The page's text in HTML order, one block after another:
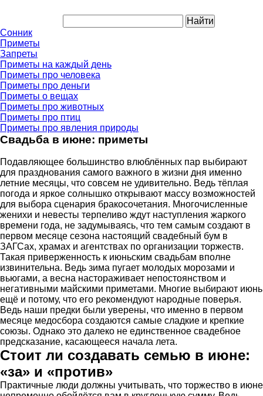
Сонник
Приметы
Запреты
Приметы на каждый день
Приметы про человека
Приметы про деньги
Приметы о вещах
Приметы про животных
Приметы про птиц
Приметы про явления природы
Свадьба в июне: приметы
Подавляющее большинство влюблённых пар выбирают
для празднования самого важного в жизни дня именно
летние месяцы, что совсем не удивительно. Ведь тёплая
погода и яркое солнышко открывают массу возможностей
для выбора сценария бракосочетания. Многочисленные
женихи и невесты терпеливо ждут наступления жаркого
времени года, не задумываясь, что тем самым создают в
первом месяце сезона настоящий свадебный бум в
ЗАГСах, храмах и агентствах по организации торжеств.
Такая приверженность к июньским свадьбам вполне
извинительна. Ведь зима пугает молодых морозами и
вьюгами, а весна настораживает непостоянством и
негативными майскими приметами. Многие выбирают июнь
ещё и потому, что его рекомендуют народные поверья.
Ведь наши предки были уверены, что именно в первом
месяце медосбора создаются самые сладкие и крепкие
союзы. Однако это далеко не единственное свадебное
предсказание, касающееся начала лета.
Стоит ли создавать семью в июне:
«за» и «против»
Практичные люди должны учитывать, что торжество в июне